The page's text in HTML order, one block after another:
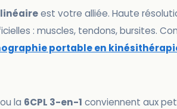
linéaireest votre alliée. Haute
: muscles, tendons, bursites.
portable en
ou la 6CPL 3-en-1 conviennent aux